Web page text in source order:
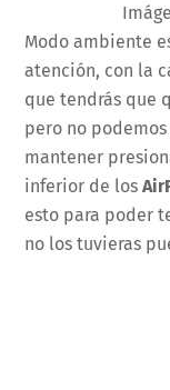
Modo ambiente
atención, con la
que tendrás que
pero no
mantener
inferior de los
esto para poder
no los tuvieras